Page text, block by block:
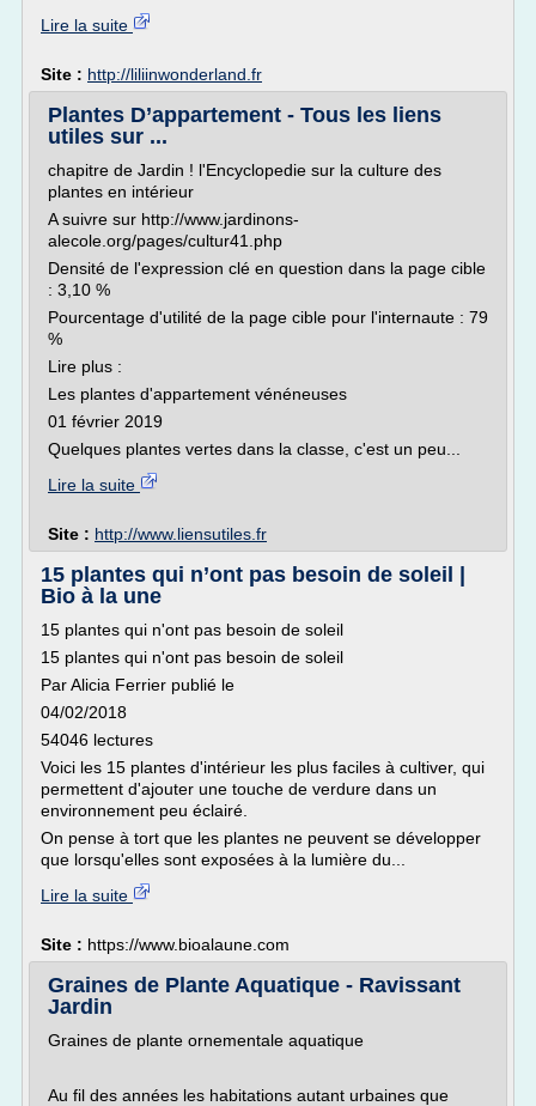
Lire la suite
Site : http://liliinwonderland.fr
Plantes D’appartement - Tous les liens
utiles sur ...
chapitre de Jardin ! l'Encyclopedie sur la culture des
plantes en intérieur
A suivre sur http://www.jardinons-
alecole.org/pages/cultur41.php
Densité de l'expression clé en question dans la page cible
: 3,10 %
Pourcentage d'utilité de la page cible pour l'internaute : 79
%
Lire plus :
Les plantes d'appartement vénéneuses
01 février 2019
Quelques plantes vertes dans la classe, c'est un peu...
Lire la suite
Site : http://www.liensutiles.fr
15 plantes qui n’ont pas besoin de soleil |
Bio à la une
15 plantes qui n'ont pas besoin de soleil
15 plantes qui n'ont pas besoin de soleil
Par Alicia Ferrier publié le
04/02/2018
54046 lectures
Voici les 15 plantes d'intérieur les plus faciles à cultiver, qui
permettent d'ajouter une touche de verdure dans un
environnement peu éclairé.
On pense à tort que les plantes ne peuvent se développer
que lorsqu'elles sont exposées à la lumière du...
Lire la suite
Site : https://www.bioalaune.com
Graines de Plante Aquatique - Ravissant
Jardin
Graines de plante ornementale aquatique
Au fil des années les habitations autant urbaines que